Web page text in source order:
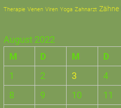
Therapie Venen Viren Yoga Zahnarzt Zähne
August 2022
M
D M D
1
2 3 4
8
9 10 11